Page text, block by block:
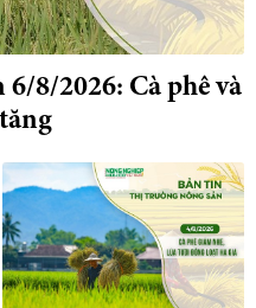
8/2026: Cà phê và